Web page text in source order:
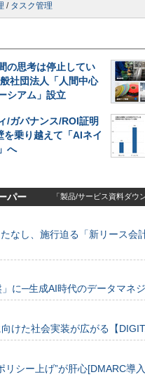
/ タスク管理
の思考は停止してい
社団法人「人間中心
シアム」設立
/ガバナンス/ROI証明
乗り越えて「AIネイ
へ
パー 「製品/サービス資料ダウ
なし、施行迫る「新リース会
に─生成AI時代のデータマネ
けた社会実装が広がる【
リシー上げ”が肝心[DMARC導